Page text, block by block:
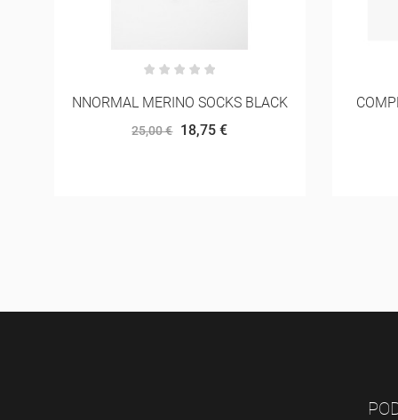
COMPRESSPORT TRAIL RACING
TANK